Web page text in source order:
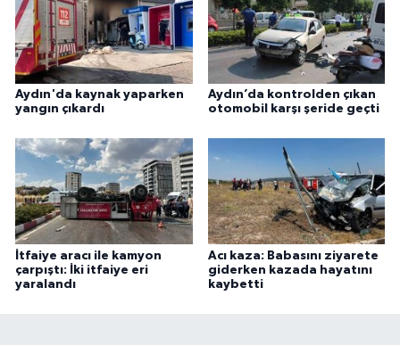
Aydın'da kaynak yaparken
yangın çıkardı
Aydın’da kontrolden çıkan
otomobil karşı şeride geçti
İtfaiye aracı ile kamyon
çarpıştı: İki itfaiye eri
yaralandı
Acı kaza: Babasını ziyarete
giderken kazada hayatını
kaybetti